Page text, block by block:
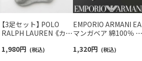
【3足セット】 POLO
RALPH LAUREN 《カラ
ンポイントソックス シ
1,980円 (税込)
EMPORIO ARMANI EA
マンガベア 綿100％ ミ
最短翌日発送】
1,320円 (税込)